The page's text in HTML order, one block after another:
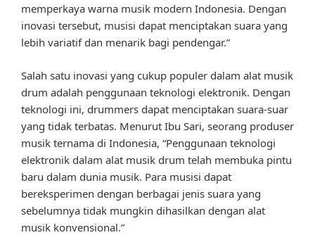
memperkaya warna musik modern Indonesia. Dengan
inovasi tersebut, musisi dapat menciptakan suara yang
lebih variatif dan menarik bagi pendengar.”
Salah satu inovasi yang cukup populer dalam alat musik
drum adalah penggunaan teknologi elektronik. Dengan
teknologi ini, drummers dapat menciptakan suara-suar
yang tidak terbatas. Menurut Ibu Sari, seorang produser
musik ternama di Indonesia, “Penggunaan teknologi
elektronik dalam alat musik drum telah membuka pintu
baru dalam dunia musik. Para musisi dapat
bereksperimen dengan berbagai jenis suara yang
sebelumnya tidak mungkin dihasilkan dengan alat
musik konvensional.”